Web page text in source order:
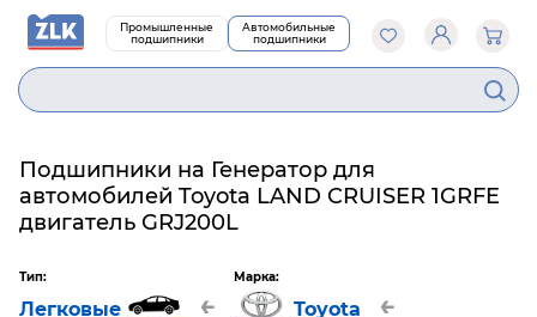
Промышленные
подшипники
Автомобильные
подшипники
Подшипники на Генератор для
автомобилей Toyota LAND CRUISER 1GRFE
двигатель GRJ200L
Тип:
Легковые ←
Марка:
Toyota ←